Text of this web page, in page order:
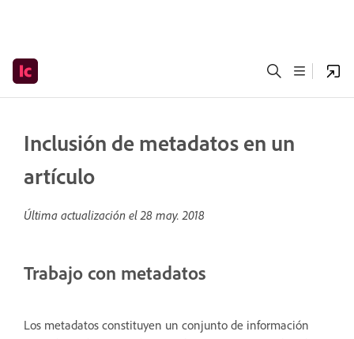
Inclusión de metadatos en un
artículo
Última actualización el28 may. 2018
Trabajo con metadatos
Los metadatos constituyen un conjunto de información